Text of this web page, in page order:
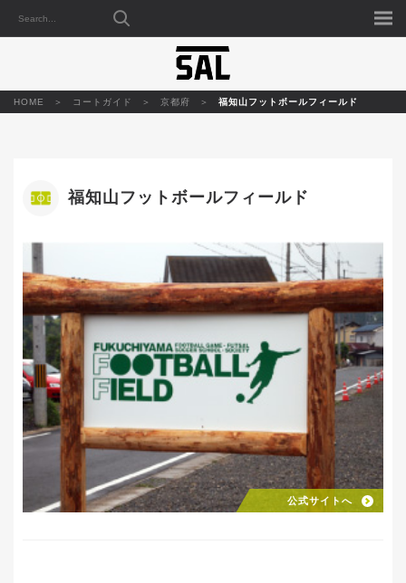
HOME コートガイド 京都府 福知山フットボールフィールド
福知山フットボールフィールド
公式サイトへ